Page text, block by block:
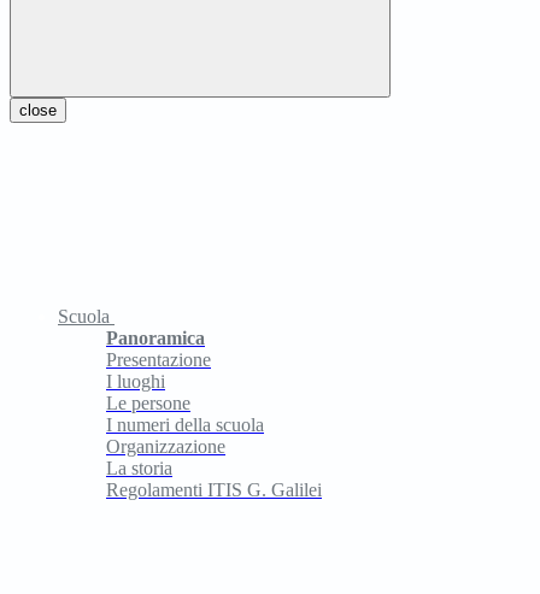
close
Scuola
Panoramica
Presentazione
I luoghi
Le persone
I numeri della scuola
Organizzazione
La storia
Regolamenti ITIS G. Galilei